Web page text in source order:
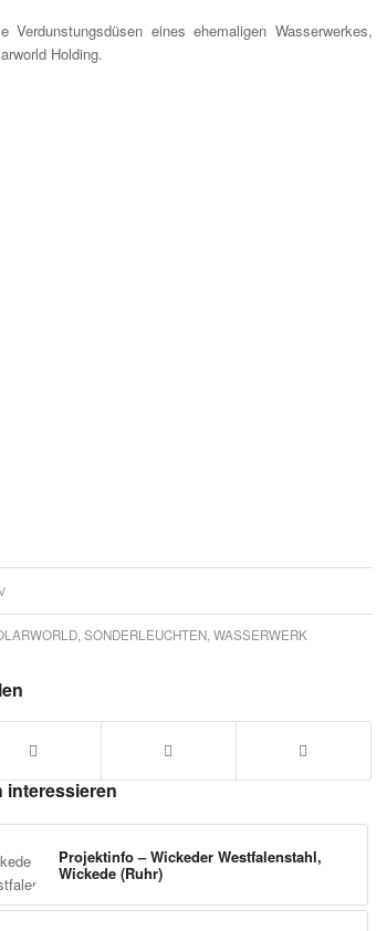
eines ehemaligen Wasserwerkes,
Holding.
,SONDERLEUCHTEN ,WASSERWERK
interessieren
Projektinfo – Wickeder Westfalenstahl,
Wickede (Ruhr)